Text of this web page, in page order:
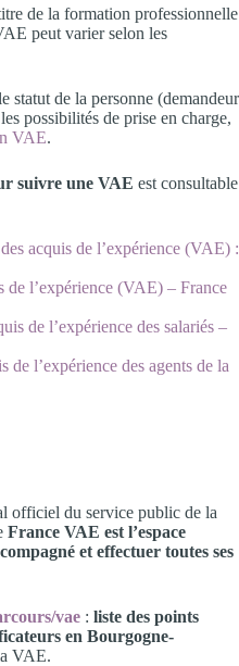
de la formation professionnelle
peut varier selon les
statut de la personne (demandeur
possibilités de prise en charge,
VAE.
suivre une VAE est consultable
acquis de l’expérience (VAE) :
de l’expérience (VAE) – France
de l’expérience des salariés –
de l’expérience des agents de la
officiel du service public de la
France VAE est l’espace
et effectuer toutes ses
vae : liste des points
en Bourgogne-
VAE.